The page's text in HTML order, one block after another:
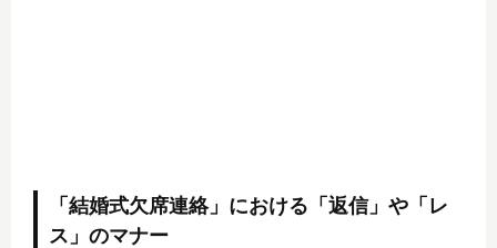
「結婚式欠席連絡」における「返信」や「レ
ス」のマナー